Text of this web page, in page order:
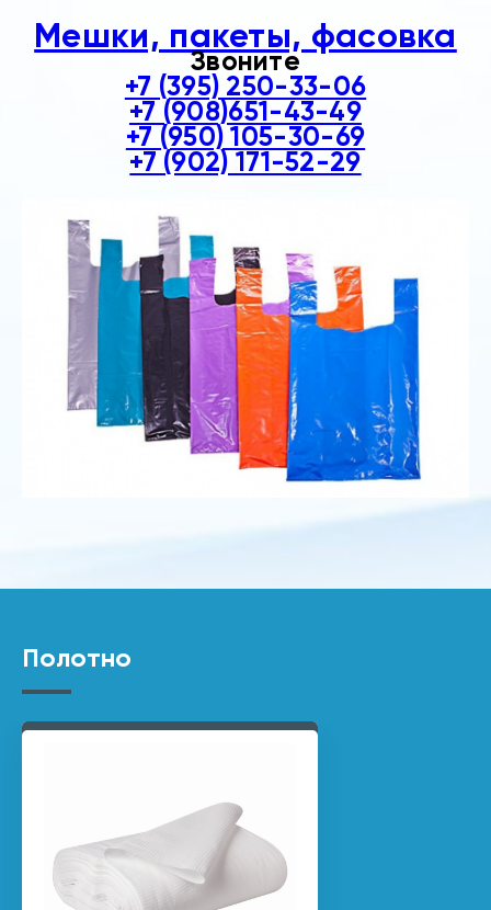
Мешки, пакеты, фасовка
Звоните
+7 (395) 250-33-06
+7 (908)651-43-49
+7 (950) 105-30-69
+7 (902) 171-52-29
Полотно